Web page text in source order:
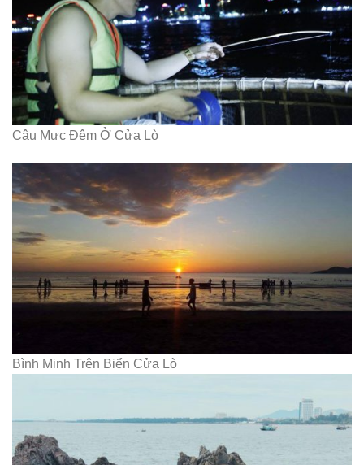
Câu Mực Đêm Ở Cửa Lò
Bình Minh Trên Biển Cửa Lò